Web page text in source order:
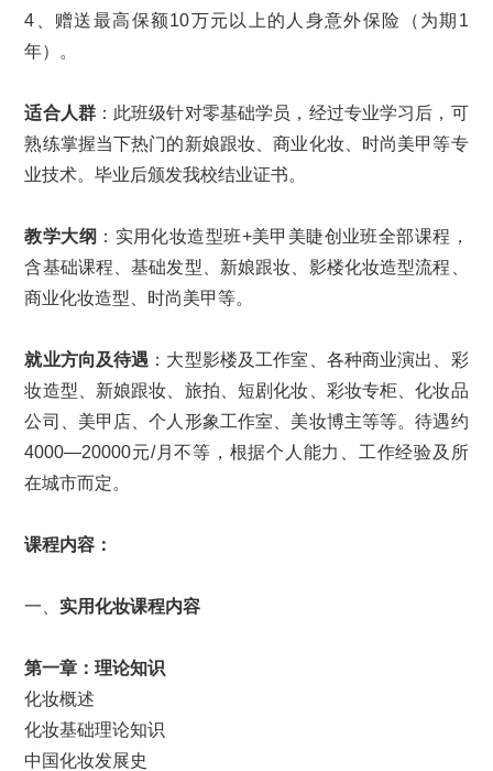
4、赠送最高保额10万元以上的人身意外保险（为期1
年）。
适合人群：此班级针对零基础学员，经过专业学习后，可
熟练掌握当下热门的新娘跟妆、商业化妆、时尚美甲等专
业技术。毕业后颁发我校结业证书。
教学大纲 ：实用化妆造型班+美甲美睫创业班全部课程，
含基础课程、基础发型、新娘跟妆、影楼化妆造型流程、
商业化妆造型、时尚美甲等。
就业方向及待遇 ：大型影楼及工作室、各种商业演出、彩
妆造型、新娘跟妆、旅拍、短剧化妆、彩妆专柜、化妆品
公司、美甲店、个人形象工作室、美妆博主等等。待遇约
4000—20000元/月不等，根据个人能力、工作经验及所
在城市而定。
课程内容：
一、实用化妆课程内容
第一章：理论知识
化妆概述
化妆基础理论知识
中国化妆发展史